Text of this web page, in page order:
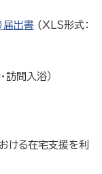
届出書 (XLS形式：
訪問入浴）
ける在宅支援を利